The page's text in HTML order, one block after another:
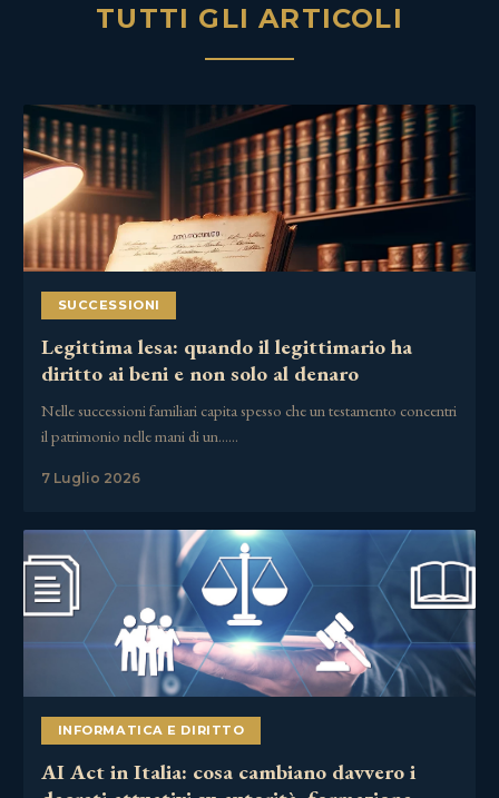
TUTTI GLI ARTICOLI
SUCCESSIONI
Legittima lesa: quando il legittimario ha
diritto ai beni e non solo al denaro
Nelle successioni familiari capita spesso che un testamento concentri
il patrimonio nelle mani di un……
7 Luglio 2026
INFORMATICA E DIRITTO
AI Act in Italia: cosa cambiano davvero i